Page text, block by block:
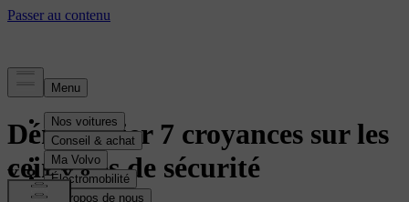
Démystifier 7 croyances sur les
ceintures de sécurité